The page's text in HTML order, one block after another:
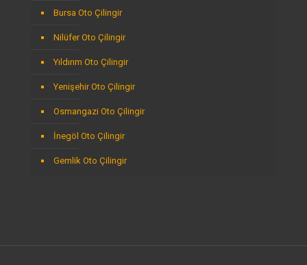
Bursa Oto Çilingir
Nilüfer Oto Çilingir
Yıldırım Oto Çilingir
Yenişehir Oto Çilingir
Osmangazi Oto Çilingir
İnegöl Oto Çilingir
Gemlik Oto Çilingir